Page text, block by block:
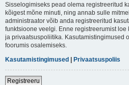
Sisselogimiseks pead olema registreeritud
kõigest mõne minuti, ning annab sulle
administraator võib anda registreeritud
funktsioone veelgi. Enne registreerumist
ja privaatsuspoliitika. Kasutamistingimused
foorumis osalemiseks.
Kasutamistingimused | Privaatsuspoliis
Registreeru